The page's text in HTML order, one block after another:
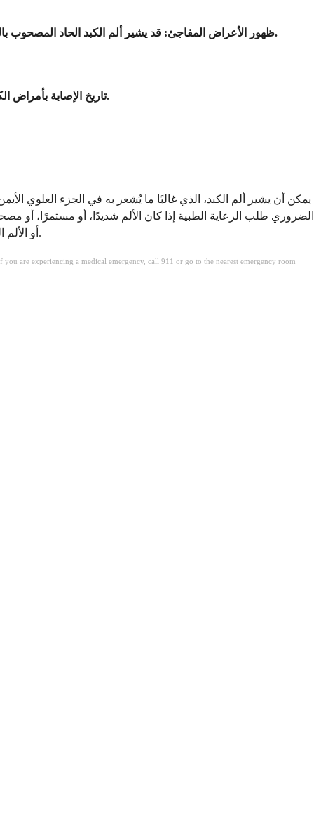
3. ظهور الأعراض المفاجئ:قد يشير ألم الكبد الحاد المصحوب بالحمى، أو القشعريرة، أو سرعة ضربات القلب إلى خراج في الكبد، أو عدوى في المرارة، أو انسداد في القناة الصفراوية يتطلب رعاية عاجلة.
5. تاريخ الإصابة بأمراضيجب على الأفراد الذين لديهم تاريخ من أمراض الكبد، أو التهاب الكبد، أو تعاطي الكحول بكثرة عدم تجاهل الأعراض الجديدة أو المتفاقمة.
يمكن أن يشير ألم الكبد، الذي غالبًا ما يُشعر به في الجزء العلوي
الضروري طلب الرعاية الطبية إذا كان الألم شديدًا، أو مستمرًا، أو
أو الألم المرتبط بالأدوية أو التعرض للسموم، تقييمًا سريعًا. إن التشخيص والعلاج المبكر أمران حيويان لمعالجة السبب الكامن ومنع المضاعفات بفعالية.
are experiencing a medical emergency, call 911 or go to the nearest emergency room